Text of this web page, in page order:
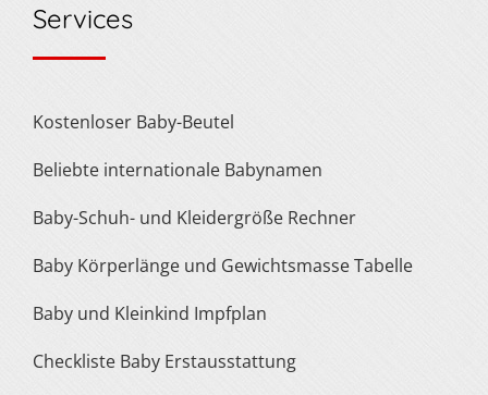
Services
Kostenloser Baby-Beutel
Beliebte internationale Babynamen
Baby-Schuh- und Kleidergröße Rechner
Baby Körperlänge und Gewichtsmasse Tabelle
Baby und Kleinkind Impfplan
Checkliste Baby Erstausstattung